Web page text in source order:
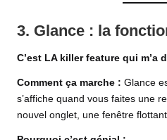
3. Glance : la
C’est LA killer feature qui m’a
Comment ça marche : Glance
s’affiche quand vous faites une
nouvel onglet, une fenêtre